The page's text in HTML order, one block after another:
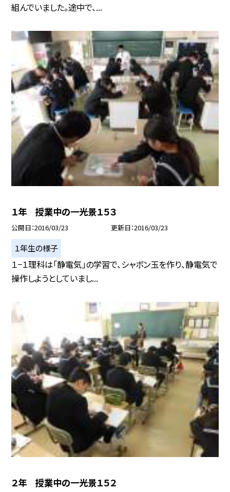
組んでいました。途中で、...
１年 授業中の一光景１５３
公開日 2016/03/23 更新日 2016/03/23
１年生の様子
１−１理科は「静電気」の学習で、シャボン玉を作り、静電気で
操作しようとしていまし...
２年 授業中の一光景１５２